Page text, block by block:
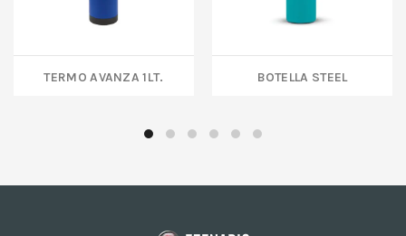
Termo AVANZA 1Lt. BOTELLA STEEL